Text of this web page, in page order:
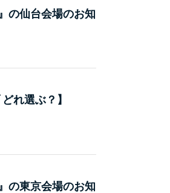
の仙台会場のお知
れ選ぶ？】
の東京会場のお知